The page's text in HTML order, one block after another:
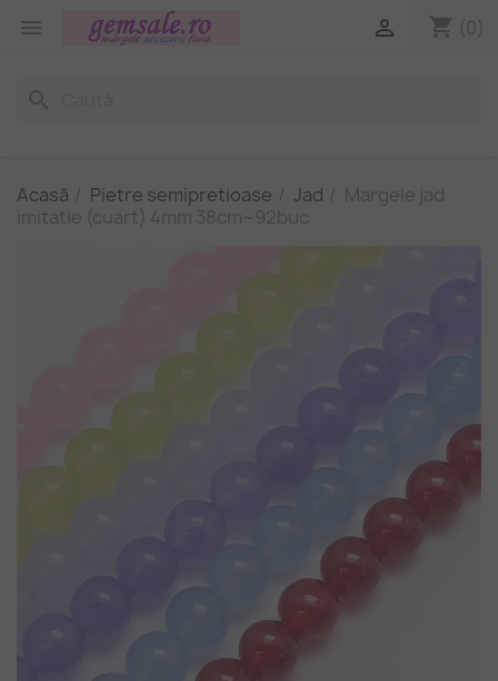
 shopping_cart (0)

search
Acasă Pietre semipretioase Jad
Margele jad
imitatie (cuart) 4mm 38cm~92buc